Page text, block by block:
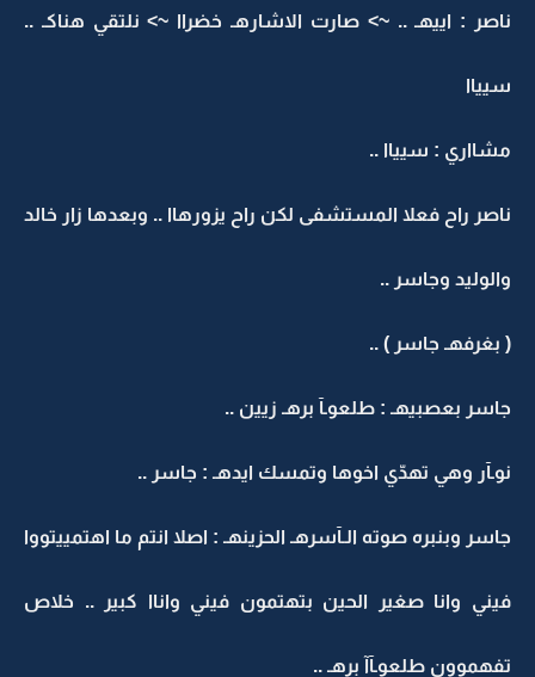
ناصر : اييهـ .. ~> صارت الاشارهـ خضراا ~> نلتقي هناكـ ..
سيياا
مشااري : سيياا ..
ناصر راح فعلا المستشفى لكن راح يزورهاا .. وبعدها زار خالد
والوليد وجاسر ..
( بغرفهـ جاسر ) ..
جاسر بعصبيهـ : طلعوـآ برهـ زيين ..
نوـآر وهي تهدّي اخوها وتمسك ايدهـ : جاسر ..
جاسر وبنبره صوته الـآسرهـ الحزينهـ : اصلا انتم ما اهتمييتووا
فيني وانا صغير الحين بتهتمون فيني واناا كبير .. خلاص
تفهموون طلعوـآآ برهـ ..